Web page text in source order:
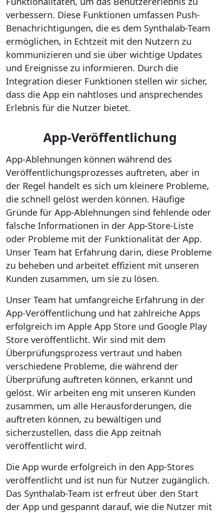
verbessern. Diese Funktionen umfassen Push-
Benachrichtigungen, die es dem Synthalab-Team
ermöglichen, in Echtzeit mit den Nutzern zu
kommunizieren und sie über wichtige Updates
und Ereignisse zu informieren. Durch die
Integration dieser Funktionen stellen wir sicher,
dass die App ein nahtloses und ansprechendes
Erlebnis für die Nutzer bietet.
App-Veröffentlichung
App-Ablehnungen können während des
Veröffentlichungsprozesses auftreten, aber in
der Regel handelt es sich um kleinere Probleme,
die schnell gelöst werden können. Häufige
Gründe für App-Ablehnungen sind fehlende oder
falsche Informationen in der App-Store-Liste
oder Probleme mit der Funktionalität der App.
Unser Team hat Erfahrung darin, diese Probleme
zu beheben und arbeitet effizient mit unseren
Kunden zusammen, um sie zu lösen.
Unser Team hat umfangreiche Erfahrung in der
App-Veröffentlichung und hat zahlreiche Apps
erfolgreich im Apple App Store und Google Play
Store veröffentlicht. Wir sind mit dem
Überprüfungsprozess vertraut und haben
verschiedene Probleme, die während der
Überprüfung auftreten können, erkannt und
gelöst. Wir arbeiten eng mit unseren Kunden
zusammen, um alle Herausforderungen, die
auftreten können, zu bewältigen und
sicherzustellen, dass die App zeitnah
veröffentlicht wird.
Die App wurde erfolgreich in den App-Stores
veröffentlicht und ist nun für Nutzer zugänglich.
Das Synthalab-Team ist erfreut über den Start
der App und gespannt darauf, wie die Nutzer mit